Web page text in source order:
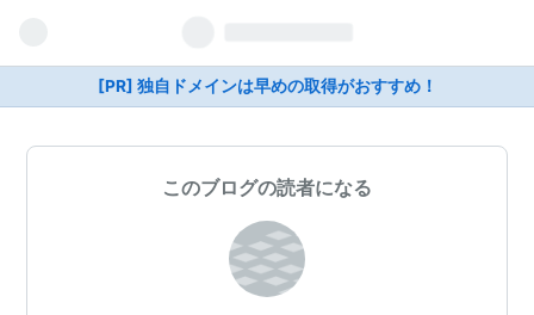
[PR] 独自ドメインは早めの取得がおすすめ！
このブログの読者になる